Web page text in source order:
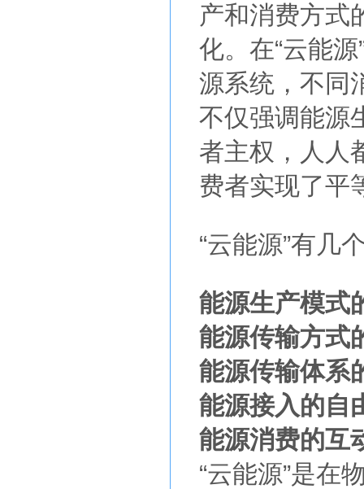
产和消费方式
化。在“云能
源系统，不同
不仅强调能源
者主权，人人
费者实现了平
“云能源”有几
能源生产模式
能源传输方式
能源传输体系
能源接入的自
能源消费的互
“云能源”是在